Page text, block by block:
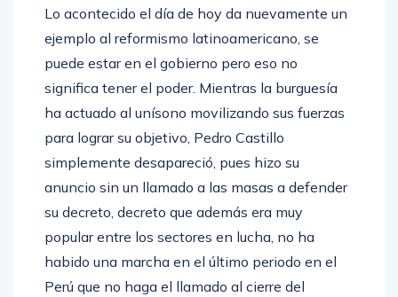
Lo acontecido el día de hoy da nuevamente un
ejemplo al reformismo latinoamericano, se
puede estar en el gobierno pero eso no
significa tener el poder. Mientras la burguesía
ha actuado al unísono movilizando sus fuerzas
para lograr su objetivo, Pedro Castillo
simplemente desapareció, pues hizo su
anuncio sin un llamado a las masas a defender
su decreto, decreto que además era muy
popular entre los sectores en lucha, no ha
habido una marcha en el último periodo en el
Perú que no haga el llamado al cierre del